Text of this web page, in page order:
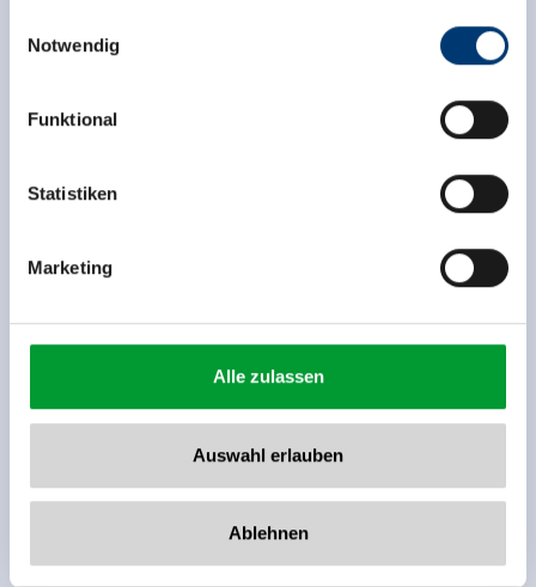
Rohr 23// A-6280 Zell am Ziller
www.zillertalarena.com
Notwendig
Funktional
Statistiken
Marketing
Alle zulassen
Auswahl erlauben
Ablehnen
bronnen. TrustYou verzamelt deze beoordelingen en
beoordelingsresultaten.